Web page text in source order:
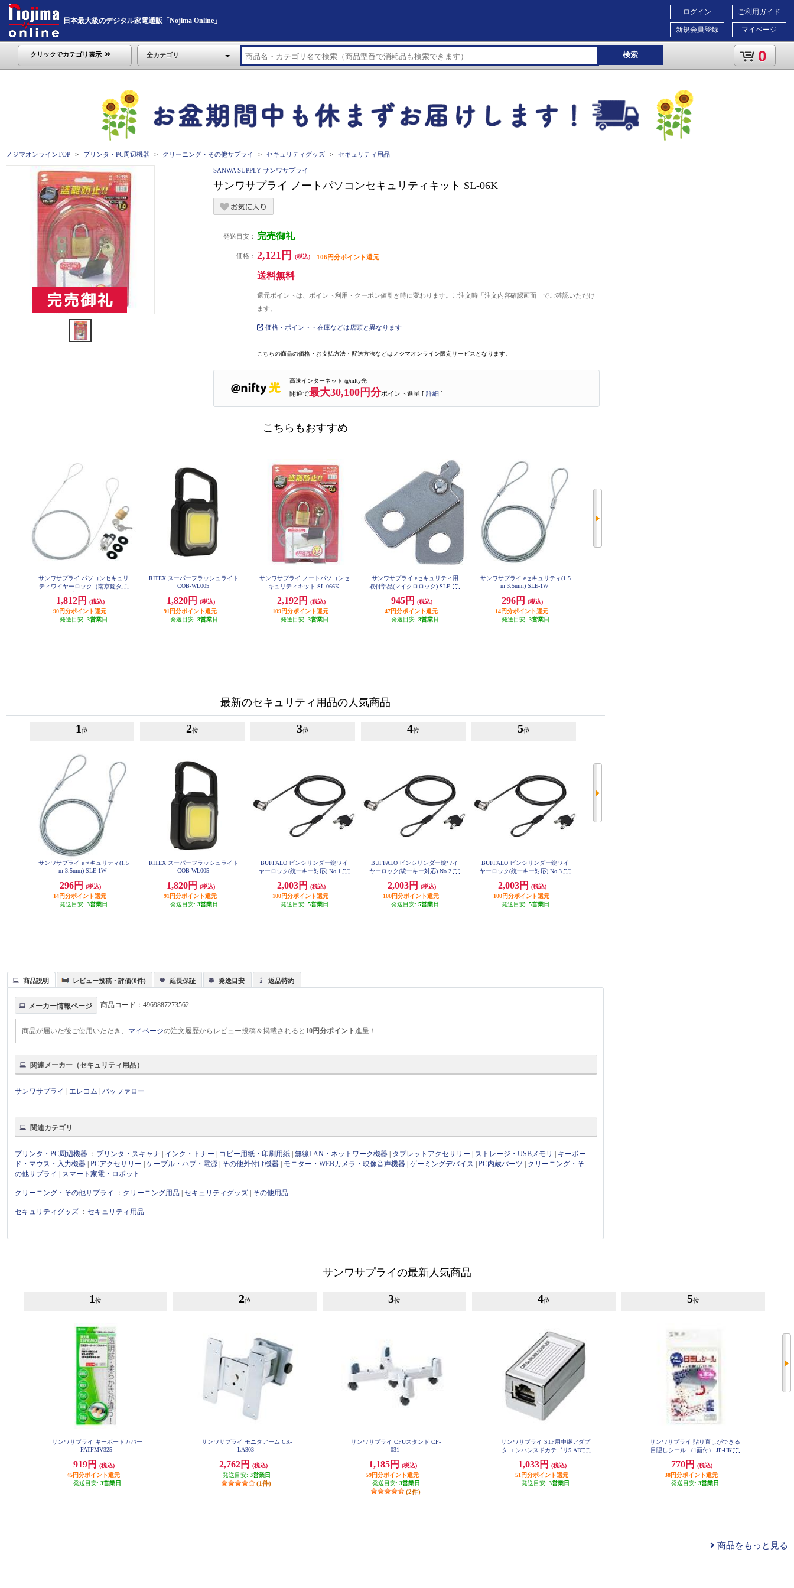
日本最大級のデジタル家電通販「Nojima Online」
ご利用ガイド
マイページ
ログイン
新規会員登録
クリックでカテゴリ表示 全カテゴリ 検索 0
ノジマオンラインTOP プリンタ・PC周辺機器 クリーニング・その他サプライ セキュリティグッズ セキュリティ用品
SANWA SUPPLY サンワサプライ
サンワサプライ ノートパソコンセキュリティキット SL-06K
発送目安： 完売御礼
価格： 2,121円 (税込) 106円分ポイント還元
送料無料
還元ポイントは、ポイント利用・クーポン値引き時に変わります。ご注文時「注文内容確認画面」でご確認いただけ
ます。
価格・ポイント・在庫などは店頭と異なります
こちらの商品の価格・お支払方法・配送方法などはノジマオンライン限定サービスとなります。
高速インターネット @nifty光
開通で最大30,100円分ポイント進呈 [ 詳細 ]
こちらもおすすめ
サンワサプライ パソコンセキュリ
ティワイヤーロック（南京錠タイ
1,812円
(税込)
90円分ポイント還元
発送目安: 3営業日
RITEX スーパーフラッシュライト
COB-WL005
1,820円
(税込)
91円分ポイント還元
発送目安: 3営業日
サンワサプライ ノートパソコンセ
キュリティキット SL-066K
2,192円
(税込)
109円分ポイント還元
発送目安: 3営業日
サンワサプライ eセキュリティ用
取付部品(マイクロロック) SLE-1P
945円
(税込)
47円分ポイント還元
発送目安: 3営業日
サンワサプライ eセキュリティ(1.5
m 3.5mm) SLE-1W
296円
(税込)
14円分ポイント還元
発送目安: 3営業日
最新のセキュリティ用品の人気商品
1 位
サンワサプライ eセキュリティ(1.5
m 3.5mm) SLE-1W
296円
(税込)
14円分ポイント還元
発送目安: 3営業日
2位
RITEX スーパーフラッシュライト
COB-WL005
1,820円
(税込)
91円分ポイント還元
発送目安: 3営業日
3位
BUFFALO ピンシリンダー錠ワイ
ヤーロック(統一キー対応) No.1 BS
2,003円
(税込)
100円分ポイント還元
発送目安: 5営業日
4位
BUFFALO ピンシリンダー錠ワイ
ヤーロック(統一キー対応) No.2 BS
2,003円
(税込)
100円分ポイント還元
発送目安: 5営業日
5位
BUFFALO ピンシリンダー錠ワイ
ヤーロック(統一キー対応) No.3 BS
2,003円
(税込)
100円分ポイント還元
発送目安: 5営業日
商品説明 レビュー投稿・評価(0件) 延長保証 発送目安 返品特約
メーカー情報ページ 商品コード：4969887273562
商品が届いた後ご使用いただき、 マイページの注文履歴からレビュー投稿＆掲載されると 10円分ポイント進呈！
関連メーカー（セキュリティ用品）
サンワサプライ エレコム |バッファロー
関連カテゴリ
プリンタ・PC周辺機器 ： プリンタ・スキャナ インク・トナー コピー用紙・印刷用紙 |無線LAN・ネットワーク機器 タブレットアクセサリー ストレージ・USBメモリ
キーボー
ド・マウス・入力機器 |PCアクセサリー |ケーブル・ハブ・電源 その他外付け機器 モニター・WEBカメラ・映像音声機器 |ゲーミングデバイス |PC内蔵パーツ
クリーニング・そ
の他サプライ
スマート家電・ロボット
クリーニング・その他サプライ ： クリーニング用品 |セキュリティグッズ その他用品
セキュリティグッズ ：セキュリティ用品
サンワサプライの最新人気商品
1 位
サンワサプライ キーボードカバー
FATFMV325
919円
(税込)
45円分ポイント還元
発送目安: 3営業日
2位
サンワサプライ モニタアーム CR-
LA303
2,762円
(税込)
発送目安: 3営業日
(1件)
3位
サンワサプライ CPUスタンド CP-
031
1,185円
(税込)
59円分ポイント還元
発送目安: 3営業日
(2件)
4位
サンワサプライ STP用中継アダプ
タ エンハンスドカテゴリ5 ADT-E
1,033円
(税込)
51円分ポイント還元
発送目安: 3営業日
5位
サンワサプライ 貼り直しができる
目隠しシール （1面付） JP-HKSE
770円
(税込)
38円分ポイント還元
発送目安: 3営業日
商品をもっと見る